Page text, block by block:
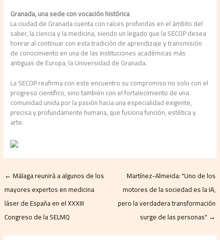
Granada, una sede con vocación histórica
La ciudad de Granada cuenta con raíces profundas en el ámbito del
saber, la ciencia y la medicina, siendo un legado que la SECOP desea
honrar al continuar con esta tradición de aprendizaje y transmisión
de conocimiento en una de las instituciones académicas más
antiguas de Europa, la Universidad de Granada.
La SECOP reafirma con este encuentro su compromiso no solo con el
progreso científico, sino también con el fortalecimiento de una
comunidad unida por la pasión hacia una especialidad exigente,
precisa y profundamente humana, que fusiona función, estética y
arte.
←Málaga reunirá a algunos de los
mayores expertos en medicina
láser de España en el XXXIII
Congreso de la SELMQ
Martínez-Almeida: "Uno de los
motores de la sociedad es la IA,
pero la verdadera transformación
surge de las personas" →